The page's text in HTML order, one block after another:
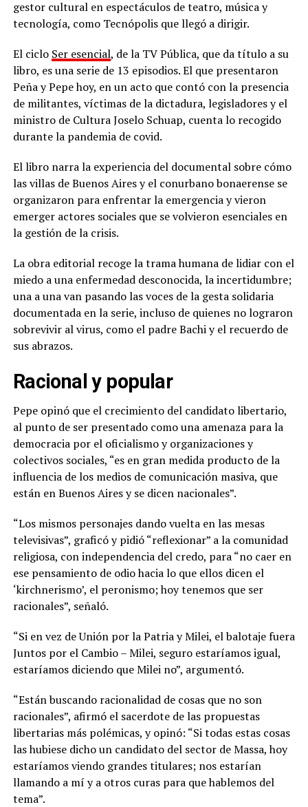
gestor cultural en espectáculos de teatro, música y
tecnología, como Tecnópolis que llegó a dirigir.
El ciclo Ser esencial, de la TV Pública, que da título a su
libro, es una serie de 13 episodios. El que presentaron
Peña y Pepe hoy, en un acto que contó con la presencia
de militantes, víctimas de la dictadura, legisladores y el
ministro de Cultura Joselo Schuap, cuenta lo recogido
durante la pandemia de covid.
El libro narra la experiencia del documental sobre cómo
las villas de Buenos Aires y el conurbano bonaerense se
organizaron para enfrentar la emergencia y vieron
emerger actores sociales que se volvieron esenciales en
la gestión de la crisis.
La obra editorial recoge la trama humana de lidiar con el
miedo a una enfermedad desconocida, la incertidumbre;
una a una van pasando las voces de la gesta solidaria
documentada en la serie, incluso de quienes no lograron
sobrevivir al virus, como el padre Bachi y el recuerdo de
sus abrazos.
Racional y popular
Pepe opinó que el crecimiento del candidato libertario,
al punto de ser presentado como una amenaza para la
democracia por el oficialismo y organizaciones y
colectivos sociales, “es en gran medida producto de la
influencia de los medios de comunicación masiva, que
están en Buenos Aires y se dicen nacionales”.
“Los mismos personajes dando vuelta en las mesas
televisivas”, graficó y pidió “reflexionar” a la comunidad
religiosa, con independencia del credo, para “no caer en
ese pensamiento de odio hacia lo que ellos dicen el
‘kirchnerismo’, el peronismo; hoy tenemos que ser
racionales”, señaló.
“Si en vez de Unión por la Patria y Milei, el balotaje fuera
Juntos por el Cambio – Milei, seguro estaríamos igual,
estaríamos diciendo que Milei no”, argumentó.
“Están buscando racionalidad de cosas que no son
racionales”, afirmó el sacerdote de las propuestas
libertarias más polémicas, y opinó: “Si todas estas cosas
las hubiese dicho un candidato del sector de Massa, hoy
estaríamos viendo grandes titulares; nos estarían
llamando a mí y a otros curas para que hablemos del
tema”.